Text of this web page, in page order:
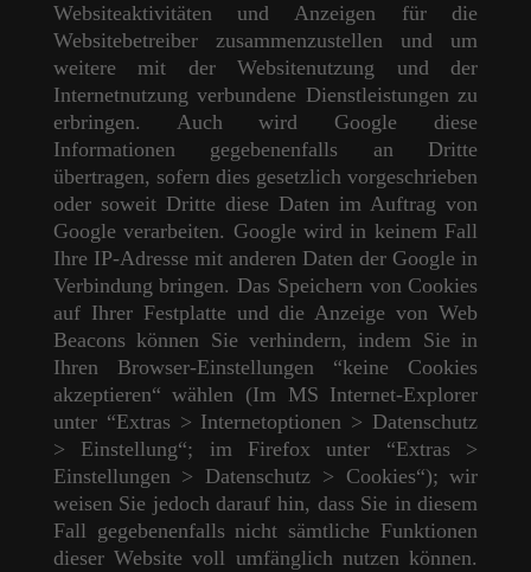
Websiteaktivitäten und Anzeigen für die
Websitebetreiber zusammenzustellen und um
weitere mit der Websitenutzung und der
Internetnutzung verbundene Dienstleistungen zu
erbringen. Auch wird Google diese
Informationen gegebenenfalls an Dritte
übertragen, sofern dies gesetzlich vorgeschrieben
oder soweit Dritte diese Daten im Auftrag von
Google verarbeiten. Google wird in keinem Fall
Ihre IP-Adresse mit anderen Daten der Google in
Verbindung bringen. Das Speichern von Cookies
auf Ihrer Festplatte und die Anzeige von Web
Beacons können Sie verhindern, indem Sie in
Ihren Browser-Einstellungen “keine Cookies
akzeptieren“ wählen (Im MS Internet-Explorer
unter “Extras > Internetoptionen > Datenschutz
> Einstellung“; im Firefox unter “Extras >
Einstellungen > Datenschutz > Cookies“); wir
weisen Sie jedoch darauf hin, dass Sie in diesem
Fall gegebenenfalls nicht sämtliche Funktionen
dieser Website voll umfänglich nutzen können.